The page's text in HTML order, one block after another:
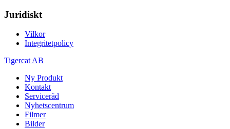
Juridiskt
Vilkor
Integritetpolicy
Tigercat AB
Ny Produkt
Kontakt
Serviceråd
Nyhetscentrum
Filmer
Bilder